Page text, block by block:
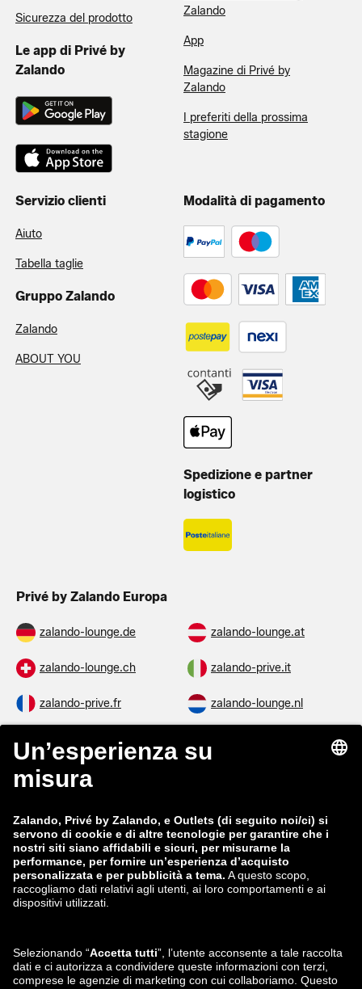
Sicurezza del prodotto
Le app di Privé by
Zalando
Zalando
App
Magazine di Privé by
Zalando
I preferiti della prossima
stagione
Servizio clienti
Aiuto
Tabella taglie
Gruppo Zalando
Zalando
ABOUT YOU
Modalità di pagamento
Spedizione e partner
logistico
Privé by Zalando Europa
zalando-lounge.de zalando-lounge.at
zalando-lounge.ch zalando-prive.it
zalando-prive.fr zalando-lounge.nl
zalando-lounge.be
zalando-lounge.fi
zalando-prive.es zalando-lounge.cz
zalando-lounge.lt zalando-lounge.sk
zalando-lounge.si zalando-lounge.hu